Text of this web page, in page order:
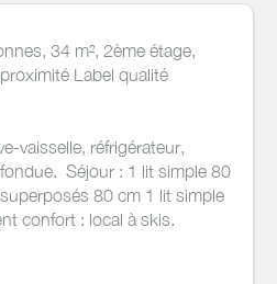
34 m², 2ème étage,
Label qualité
vaisselle, réfrigérateur,
Séjour : 1 lit simple 80
80 cm 1 lit simple
confort : local à skis.